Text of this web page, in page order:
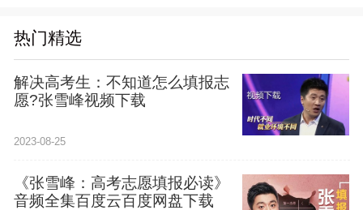
热门精选
解决高考生：不知道怎么填报志
愿?张雪峰视频下载
2023-08-25
《张雪峰：高考志愿填报必读》
音频全集百度云百度网盘下载